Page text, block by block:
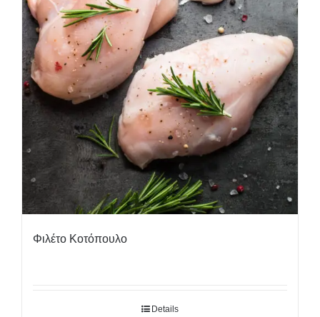
Φιλέτο Κοτόπουλο
Details